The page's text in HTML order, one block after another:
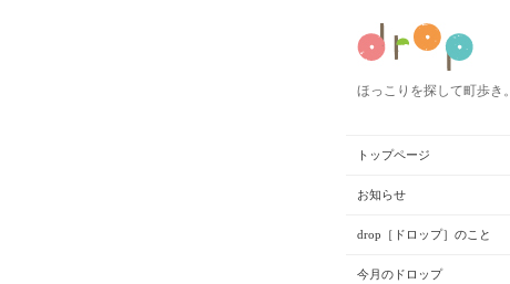
ほっこりを探して町歩き。
トップページ
お知らせ
drop［ドロップ］のこと
今月のドロップ